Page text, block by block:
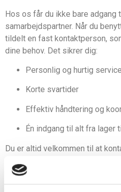
Hos os får du ikke bare adgang
samarbejdspartner. Når du
tildelt en fast kontaktperson,
dine behov. Det sikrer dig:
Personlig og hurtig service
Korte svartider
Effektiv håndtering og
Én indgang til alt fra lager
Du er altid velkommen til at